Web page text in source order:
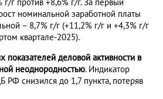
г/г против +8,6% г/г. За первый
номинальной заработной платы
– 8,7% г/г (+11,2% г/г и +4,3% г/г
квартале-2025).
деловой активности в
неоднородностью. Индикатор
РФ снизился до 1,7 пункта, потеряв